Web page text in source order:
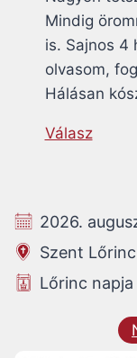
Mindig
is. Sajnos 4
olvasom,
Hálásan
Válasz
2026.
Szent
Lőrinc napja